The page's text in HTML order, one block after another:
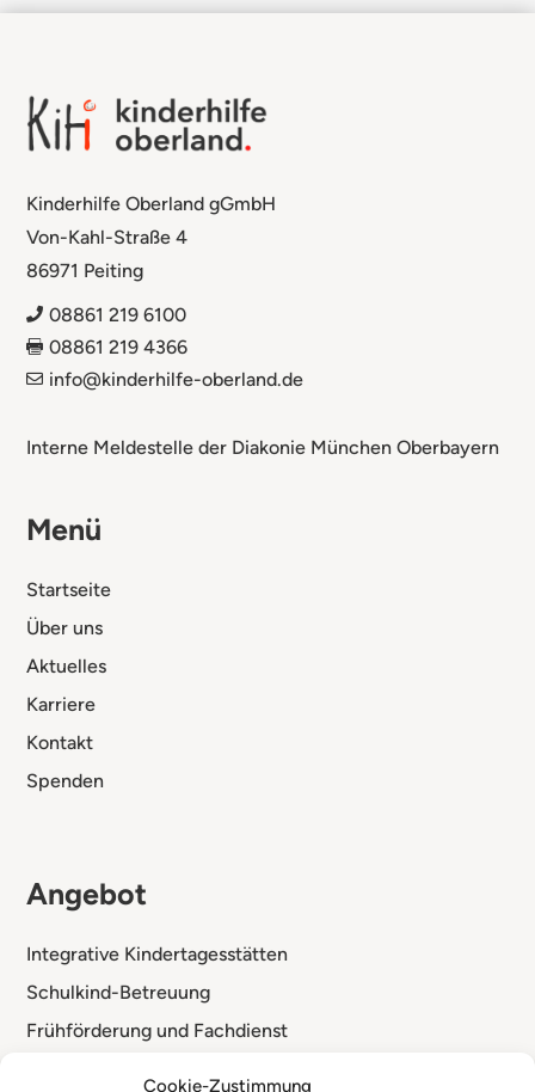
Cookie-Zustimmung
Kinderhilfe Oberland gGmbH
Von-Kahl-Straße 4
86971 Peiting
 08861 219 6100
 08861 219 4366
 info@kinderhilfe-oberland.de
Interne Meldestelle der Diakonie München Oberbayern
Menü
Startseite
Über uns
Aktuelles
Karriere
Kontakt
Spenden
Angebot
Integrative Kindertagesstätten
Schulkind-Betreuung
Frühförderung und Fachdienst